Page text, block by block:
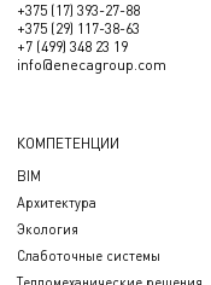
+375 (17) 393-27-88
+375 (29) 117-38-63
+7 (499) 348 23 19
info@enecagroup.com
КОМПЕТЕНЦИИ
BIM
Архитектура
Экология
Слаботочные системы